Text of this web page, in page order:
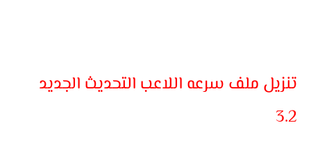
تنزيل ملف سرعه اللاعب التحديث الجديد
3.2